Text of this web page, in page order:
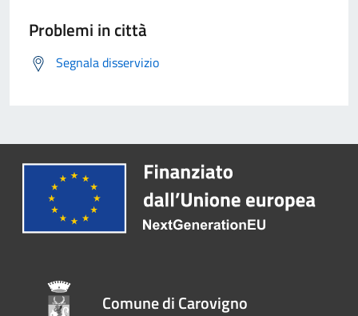
Problemi in città
Segnala disservizio
Comune di Carovigno